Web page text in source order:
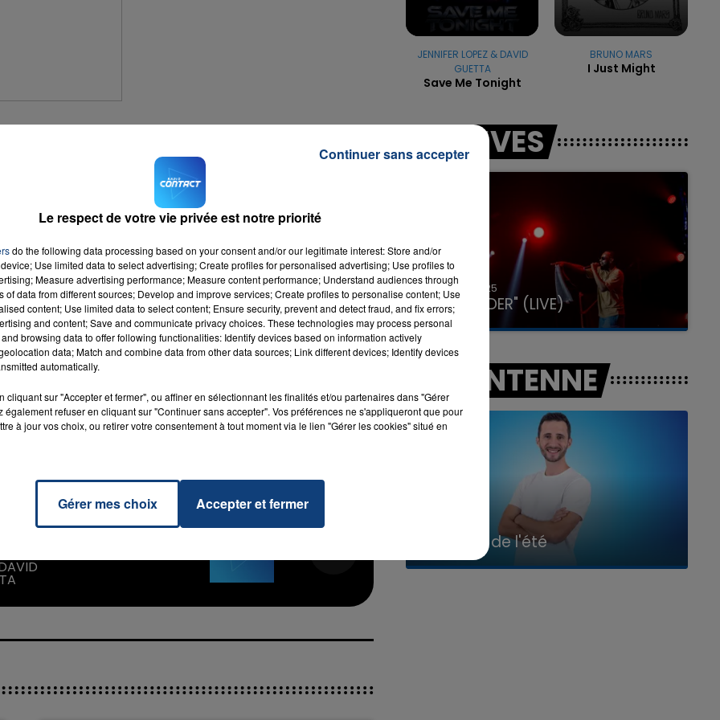
7h00 - 11h00
LA TEAM DE L'ÉTÉ
l'heure actuelle. Malgré cette méforme, les joueurs du BCM devraient se
(20-22 février), à la fin de la saison, une non-qualification européenne serait
tout s'est mal passé. Des blessures à répétitions, notamment celles de
bleu). Et puis il y aussi les arrivées, mais pas aussi fructueuses et qui mettent
Après une série assez catastrophique débutée fin novembre, (1
de renouer avec le succès.
blason surtout après la défaite assez face à Strasbourg (62-76). Réponse
JENNIFER LOPEZ & DAVID
GUETTA
Save Me Tonight
BRUNO MARS
I Just Might
LES LIVES
31 janvier 2025
GIMS "SPIDER" (LIVE)
A L'ANTENNE
7h00 - 11h00
La Team de l'été
Le respect de votre vie privée est notre priorité
do the following data processing based on your consent and/or our legitimate interest: Store and/or
Use limited data to select advertising; Create profiles for personalised advertising; Use profiles to
Measure advertising performance; Measure content performance; Understand audiences through
of data from different sources; Develop and improve services; Create profiles to personalise content; Use
content; Use limited data to select content; Ensure security, prevent and detect fraud, and fix errors;
and content; Save and communicate privacy choices. These technologies may process personal
browsing data to offer following functionalities: Identify devices based on information actively
data; Match and combine data from other data sources; Link different devices; Identify devices
automatically.
cliquant sur "Accepter et fermer", ou affiner en sélectionnant les finalités et/ou partenaires dans "Gérer
également refuser en cliquant sur "Continuer sans accepter". Vos préférences ne s'appliqueront que pour
à jour vos choix, ou retirer votre consentement à tout moment via le lien "Gérer les cookies" situé en
Gérer mes choix Accepter et fermer
Continuer sans accepter